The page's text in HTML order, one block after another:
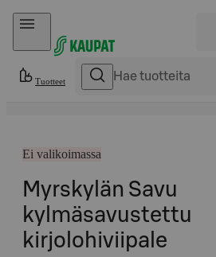
Hyppää sisältöön
Tuotteet
Ei valikoimassa
Myrskylän Savu
kylmäsavustettu
kirjolohiviipale